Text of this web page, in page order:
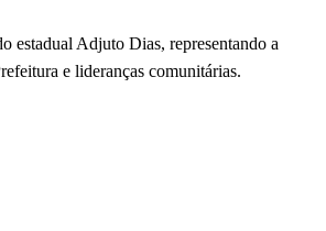
estadual Adjuto Dias, representando a
e lideranças comunitárias.